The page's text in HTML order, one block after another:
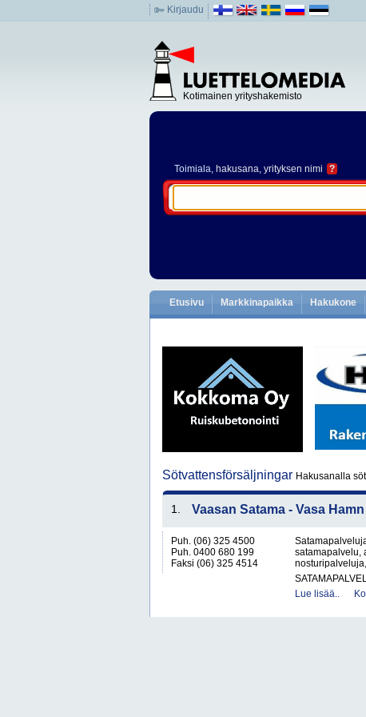
Kirjaudu
Kotimainen yrityshakemisto
Toimiala, hakusana, yrityksen nimi ?
Etusivu Markkinapaikka Hakukone
Sötvattensförsäljningar Hakusanalla
1. Vaasan Satama - Vasa Hamn
Puh. (06) 325 4500
Puh. 0400 680 199
Faksi (06) 325 4514
satamapalvelu,
Lue lisää..